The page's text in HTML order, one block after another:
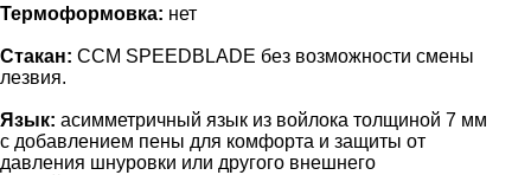
Термоформовка: нет
Стакан: CCM SPEEDBLADE без возможности смены
лезвия.
Язык: асимметричный язык из войлока толщиной 7 мм
с добавлением пены для комфорта и защиты от
давления шнуровки или другого внешнего